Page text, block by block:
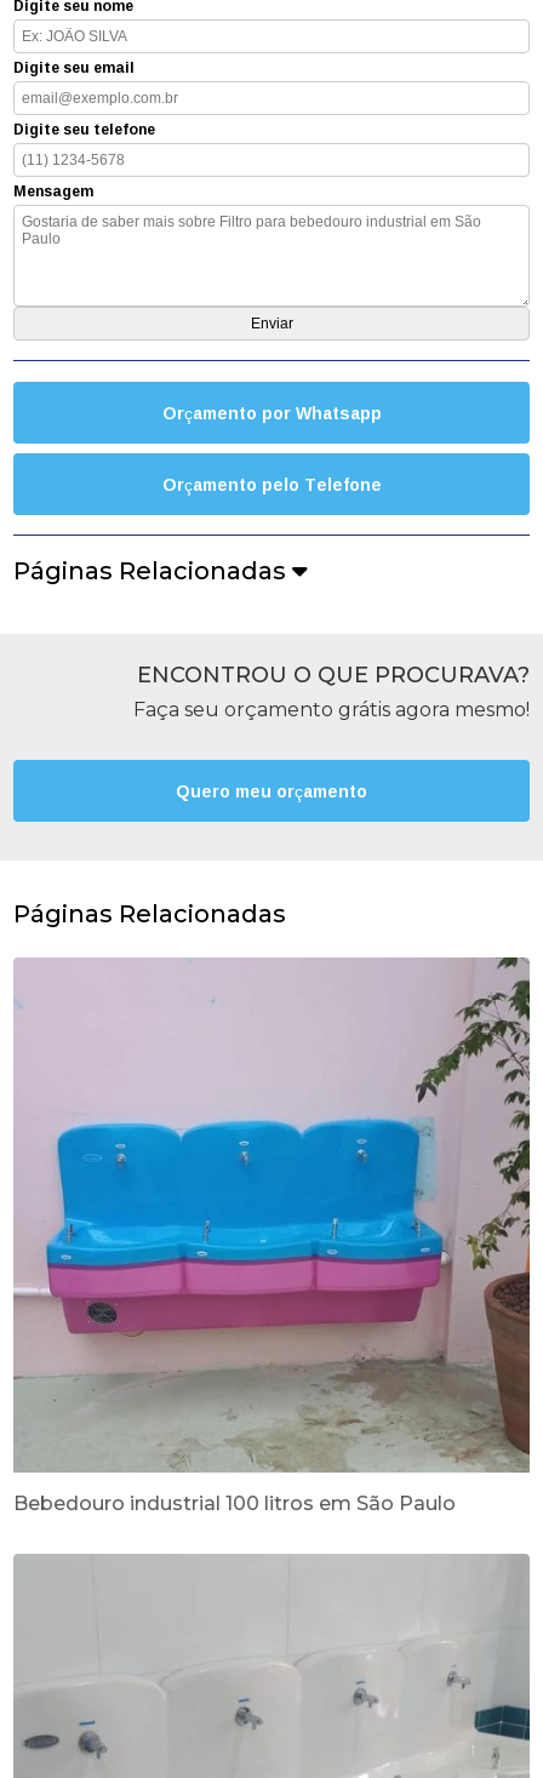
Digite seu email
Digite seu telefone
Mensagem
Orçamento por Whatsapp
Orçamento pelo Telefone
Páginas Relacionadas
ENCONTROU O QUE PROCURAVA?
Faça seu orçamento grátis agora mesmo!
Quero meu orçamento
Páginas Relacionadas
Bebedouro industrial 100 litros em São Paulo